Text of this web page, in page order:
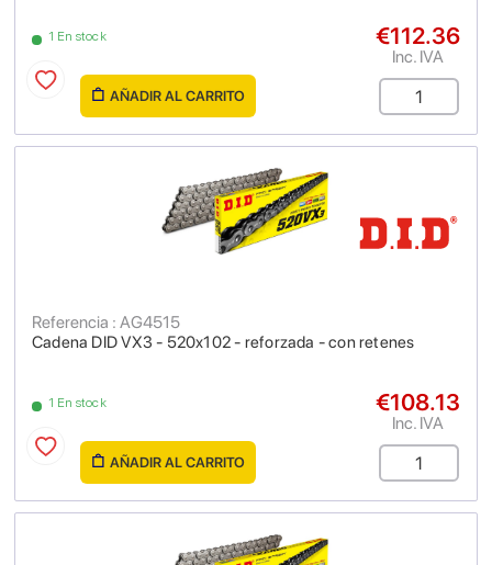
1 En stock €112.36
Inc. IVA
AÑADIR AL CARRITO
Cadena DID VX3 - 520x102 - reforzada - con retenes
Referencia : AG4515
1 En stock €108.13
Inc. IVA
AÑADIR AL CARRITO